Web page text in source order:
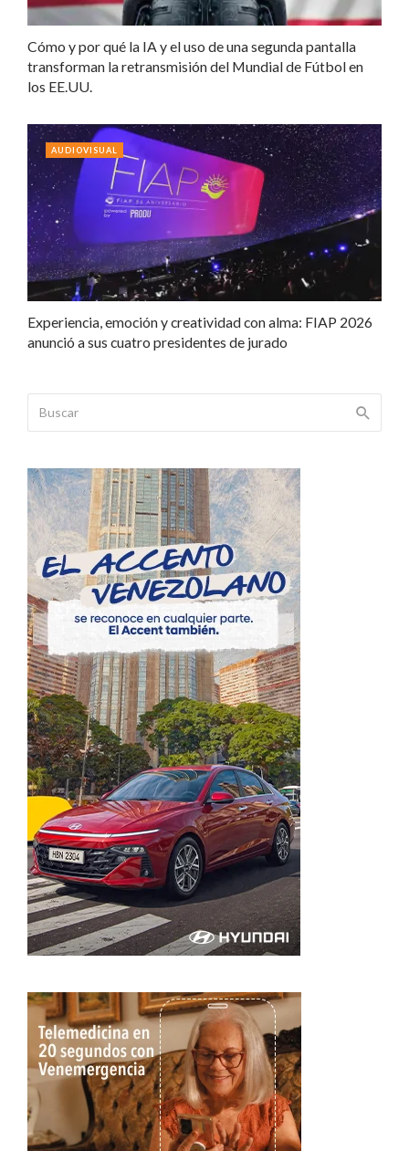
Cómo y por qué la IA y el uso de una segunda pantalla
transforman la retransmisión del Mundial de Fútbol en
los EE.UU.
Experiencia, emoción y creatividad con alma: FIAP 2026
anunció a sus cuatro presidentes de jurado
AUDIOVISUAL